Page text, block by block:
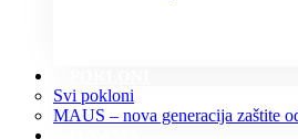
Svi pokloni
MAUS – nova generacija zaštite